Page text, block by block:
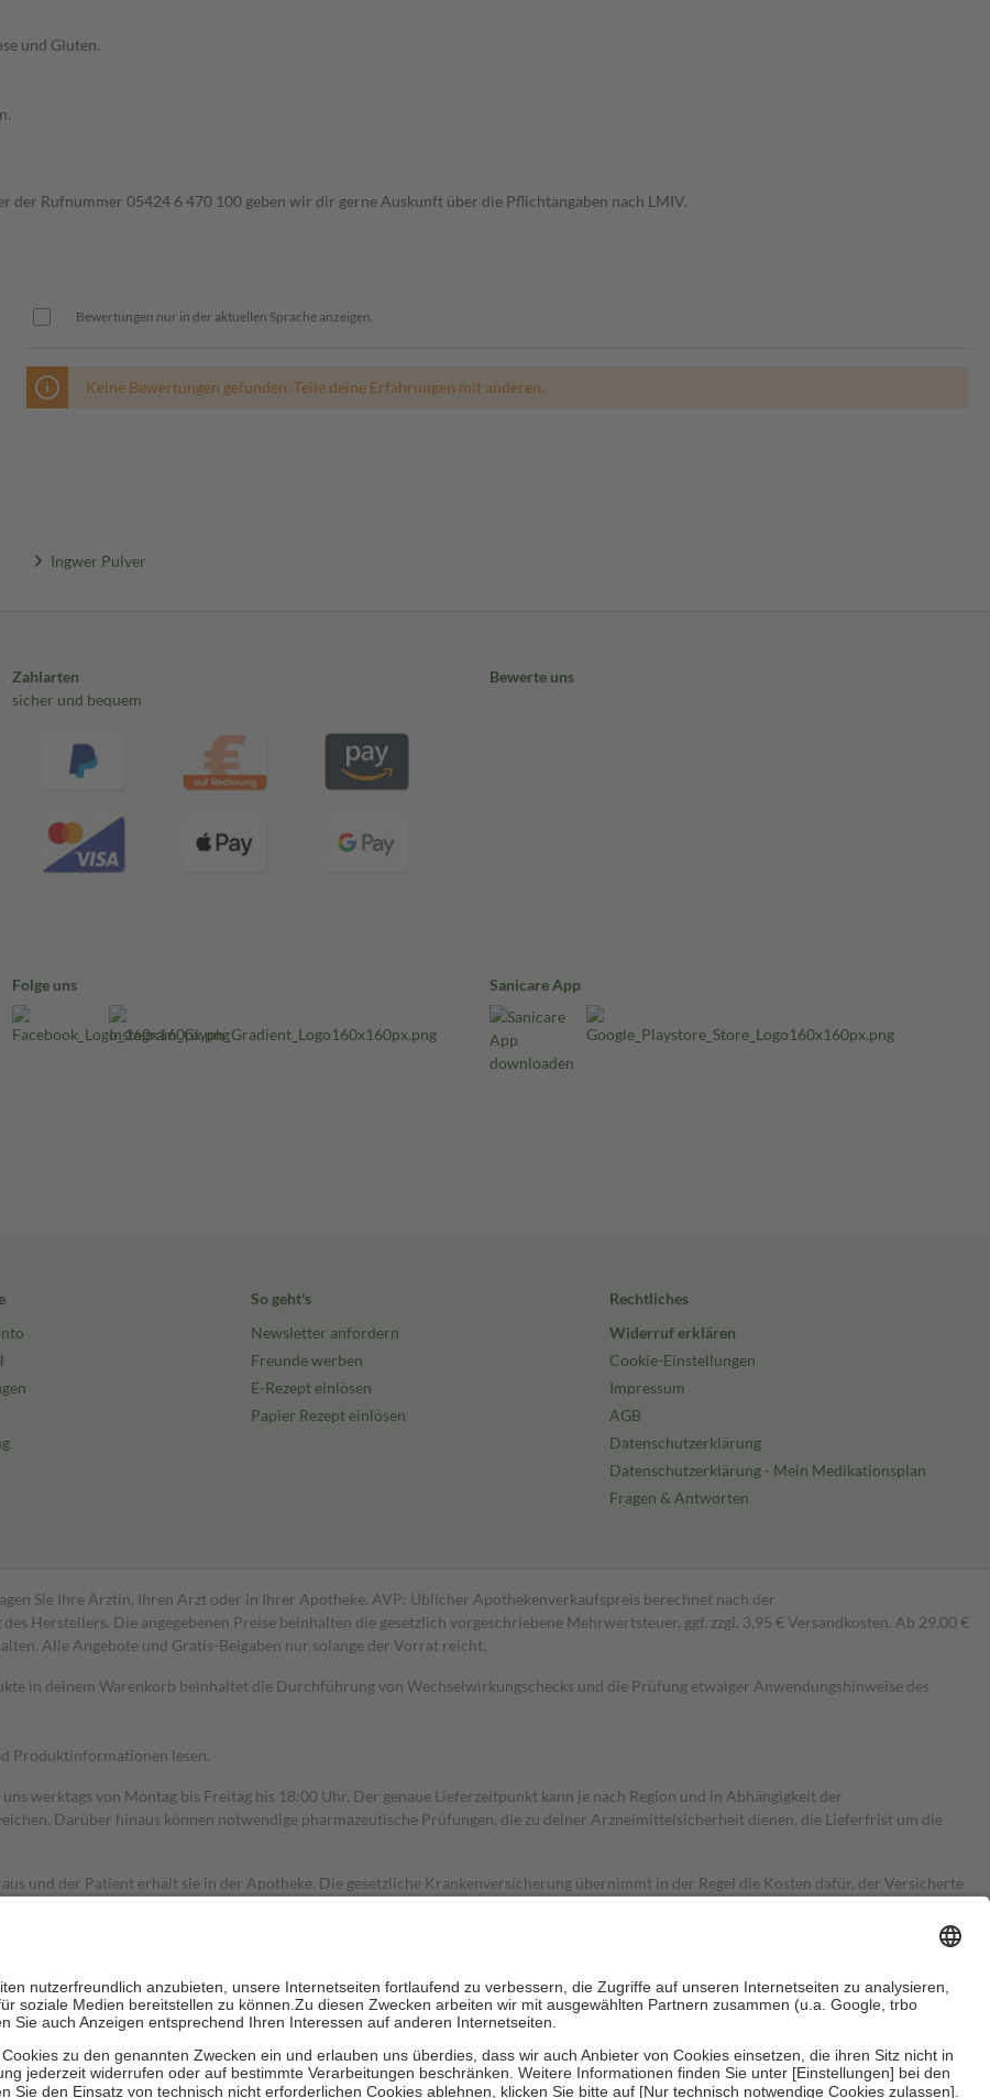
und Gluten.
Rufnummer 05424 6 470 100 geben wir dir gerne Auskunft über die Pflichtangaben nach LMIV.
Bewertungen nur in der aktuellen Sprache anzeigen.
Keine Bewertungen gefunden. Teile deine Erfahrungen mit anderen.
Ingwer Pulver
Zahlarten
sicher und bequem
Bewerte uns
Folge uns Sanicare App
So geht's
Newsletter anfordern
Freunde werben
E-Rezept einlösen
Papier Rezept einlösen
Rechtliches
Widerruf erklären
Cookie-Einstellungen
Impressum
AGB
Datenschutzerklärung
Datenschutzerklärung - Mein Medikationsplan
Fragen & Antworten
Sie Ihre Ärztin, Ihren Arzt oder in Ihrer Apotheke. AVP: Üblicher Apothekenverkaufspreis berechnet nach der
Herstellers. Die angegebenen Preise beinhalten die gesetzlich vorgeschriebene Mehrwertsteuer, ggf. zzgl. 3,95 € Versandkosten. Ab 29,00 €
Alle Angebote und Gratis-Beigaben nur solange der Vorrat reicht.
in deinem Warenkorb beinhaltet die Durchführung von Wechselwirkungschecks und die Prüfung etwaiger Anwendungshinweise des
Produktinformationen lesen.
werktags von Montag bis Freitag bis 18:00 Uhr. Der genaue Lieferzeitpunkt kann je nach Region und in Abhängigkeit der
Darüber hinaus können notwendige pharmazeutische Prüfungen, die zu deiner Arzneimittelsicherheit dienen, die Lieferfrist um die
und der Patient erhält sie in der Apotheke. Die gesetzliche Krankenversicherung übernimmt in der Regel die Kosten dafür, der Versicherte
des Abgabepreises,
Es sind jedoch nie mehr als die tatsächlichen Kosten der Leistung
Prozent der Kosten sowie zehn Euro je Verordnung.
und die besondere Stellung der Familie zu unterstützen, fallenkeine Zuzahlungen
getragen werden